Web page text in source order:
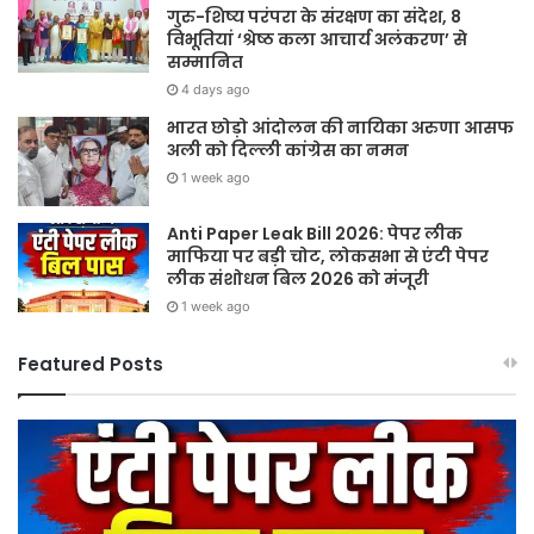
गुरु-शिष्य परंपरा के संरक्षण का संदेश, 8
विभूतियां ‘श्रेष्ठ कला आचार्य अलंकरण’ से
सम्मानित
4 days ago
भारत छोड़ो आंदोलन की नायिका अरुणा आसफ
अली को दिल्ली कांग्रेस का नमन
1 week ago
Anti Paper Leak Bill 2026: पेपर लीक
माफिया पर बड़ी चोट, लोकसभा से एंटी पेपर
लीक संशोधन बिल 2026 को मंजूरी
1 week ago
Featured Posts
Sawan
2026:
गुरु
पूर्णिमा
हर